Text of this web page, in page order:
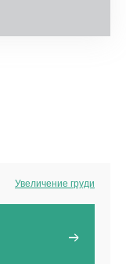
Увеличение груди